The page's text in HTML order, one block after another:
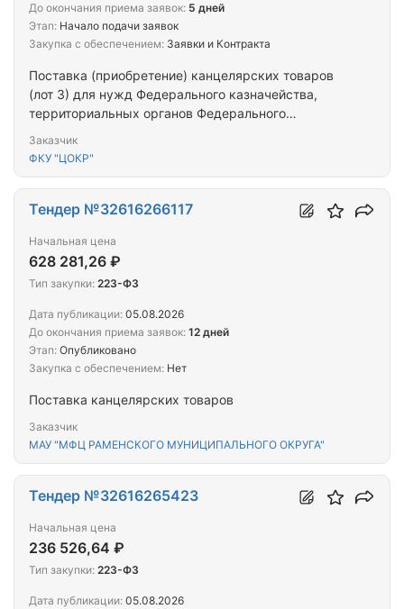
Поставка (приобретение) канцелярских товаров
(лот 3) для нужд Федерального казначейства,
территориальных органов Федерального
учреждения «Центр по обеспечению деятельности
исполнительной власти и их территориальных
органов
Заказчик
ФКУ "ЦОКР"
До окончания приема заявок: 5 дней
Этап: Начало подачи заявок
Закупка с обеспечением: Заявки и Контракта
Поставка канцелярских товаров
Заказчик
МАУ "МФЦ РАМЕНСКОГО МУНИЦИПАЛЬНОГО ОКРУГА"
Тендер №32616266117
Начальная цена
628 281,26 ₽
Тип закупки: 223-ФЗ
Дата публикации: 05.08.2026
До окончания приема заявок: 12 дней
Этап: Опубликовано
Закупка с обеспечением: Нет
Тендер №32616265423
Начальная цена
236 526,64 ₽
Тип закупки: 223-ФЗ
Дата публикации: 05.08.2026